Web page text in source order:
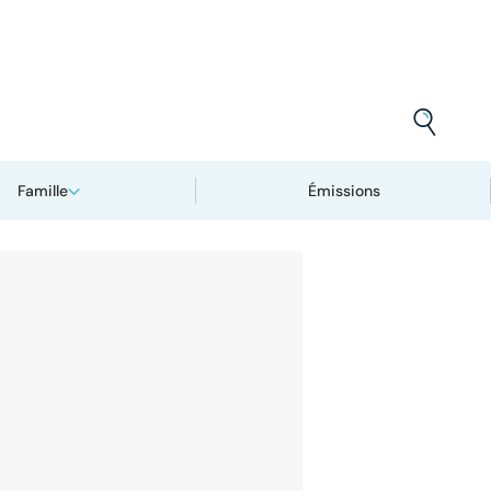
Famille Émissions